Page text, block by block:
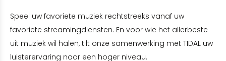
Speel uw favoriete muziek rechtstreeks vanaf uw
favoriete streamingdiensten. En voor wie het allerbeste
uit muziek wil halen, tilt onze samenwerking met TIDAL uw
luisterervaring naar een hoger niveau.